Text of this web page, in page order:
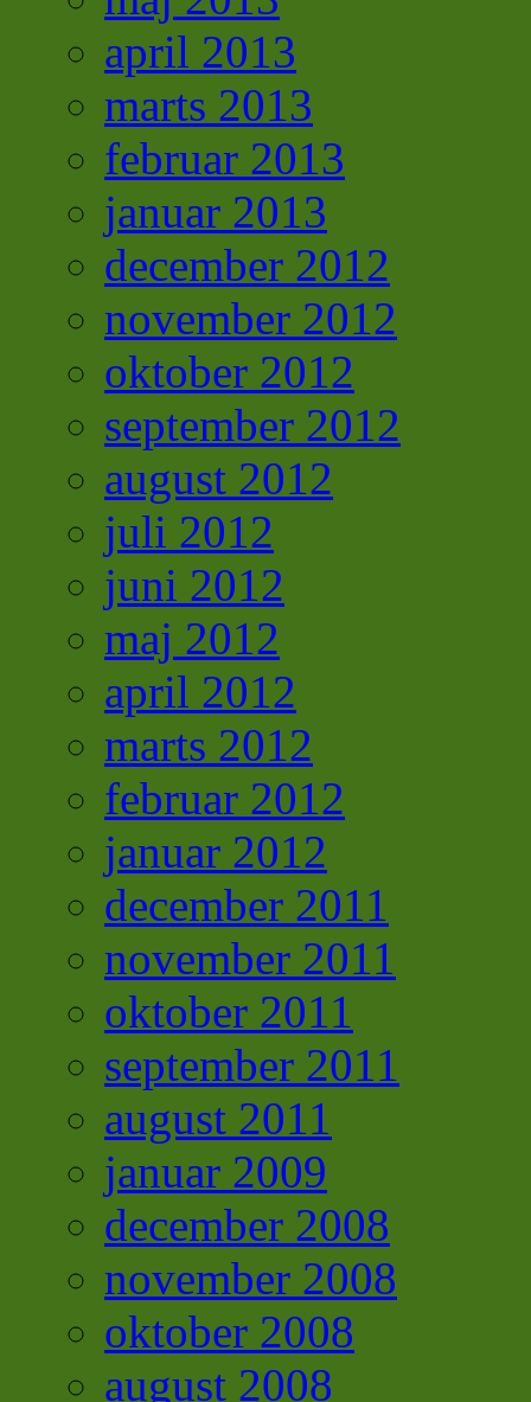
april 2013
marts 2013
februar 2013
januar 2013
december 2012
november 2012
oktober 2012
september 2012
august 2012
juli 2012
juni 2012
maj 2012
april 2012
marts 2012
februar 2012
januar 2012
december 2011
november 2011
oktober 2011
september 2011
august 2011
januar 2009
december 2008
november 2008
oktober 2008
august 2008